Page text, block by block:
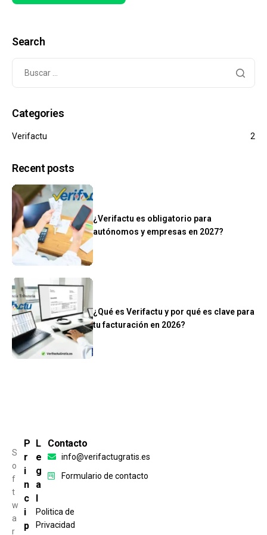
Search
Categories
Verifactu 2
Recent posts
¿Verifactu es obligatorio para
autónomos y empresas en 2027?
¿Qué es Verifactu y por qué es clave para
tu facturación en 2026?
S
o
f
t
w
a
r
P
r
i
n
c
i
p
L
e
g
a
l
Politica de
Privacidad
Contacto
info@verifactugratis.es
Formulario de contacto